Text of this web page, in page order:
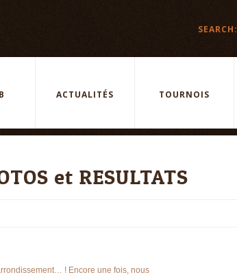
SEARCH:
ACTUALITÉS TOURNOIS
et RESULTATS
! Encore une fois, nous